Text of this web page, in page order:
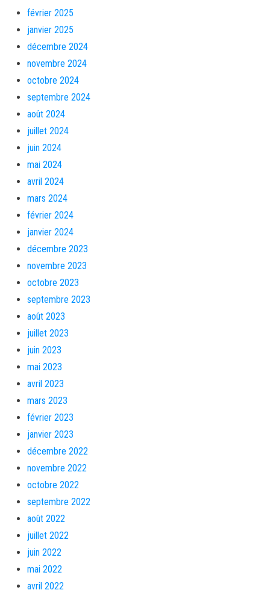
février 2025
janvier 2025
décembre 2024
novembre 2024
octobre 2024
septembre 2024
août 2024
juillet 2024
juin 2024
mai 2024
avril 2024
mars 2024
février 2024
janvier 2024
décembre 2023
novembre 2023
octobre 2023
septembre 2023
août 2023
juillet 2023
juin 2023
mai 2023
avril 2023
mars 2023
février 2023
janvier 2023
décembre 2022
novembre 2022
octobre 2022
septembre 2022
août 2022
juillet 2022
juin 2022
mai 2022
avril 2022